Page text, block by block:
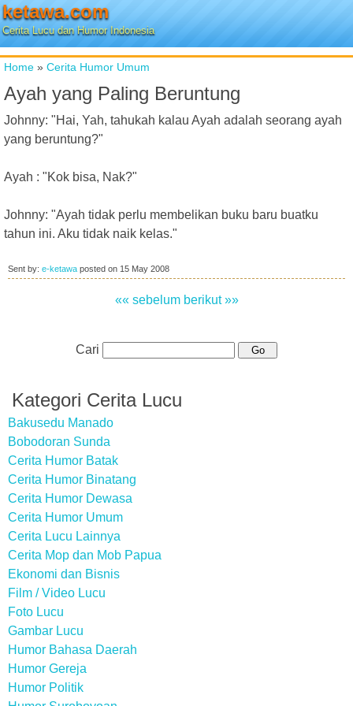
ketawa.com
Cerita Lucu dan Humor Indonesia
Home » Cerita Humor Umum
Ayah yang Paling Beruntung
Johnny: "Hai, Yah, tahukah kalau Ayah adalah seorang ayah
yang beruntung?"
Ayah : "Kok bisa, Nak?"
Johnny: "Ayah tidak perlu membelikan buku baru buatku
tahun ini. Aku tidak naik kelas."
Sent by: e-ketawa posted on 15 May 2008
«« sebelum berikut »»
Cari
Kategori Cerita Lucu
Bakusedu Manado
Bobodoran Sunda
Cerita Humor Batak
Cerita Humor Binatang
Cerita Humor Dewasa
Cerita Humor Umum
Cerita Lucu Lainnya
Cerita Mop dan Mob Papua
Ekonomi dan Bisnis
Film / Video Lucu
Foto Lucu
Gambar Lucu
Humor Bahasa Daerah
Humor Gereja
Humor Politik